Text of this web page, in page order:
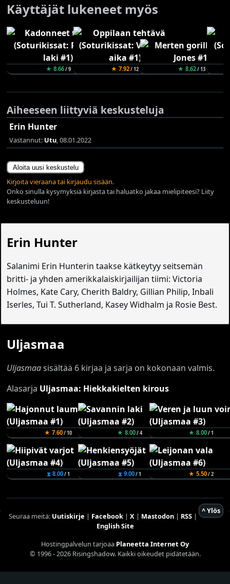
Käyttäjät lukeneet myös
★ 8.66/ 9 ★ 7.92/ 12 ★ 8.62/ 13
Aiheeseen liittyviä keskusteluja
Erin Hunter
Vastannut: Utu, 08.01.2022
Aloita uusi keskustelu
Kirjoita vieraana tai kirjaudu sisään.
Onko sinulla kysymyksiä kirjasta tai haluatko jakaa mielipiteesi? Liity
keskusteluun!
Erin Hunter
Salanimi Erin Hunterin taakse kätkeytyy seitsemän
britti- ja yhden amerikkalaiskirjailijan tiimi: Victoria
Holmes, Kate Cary, Cherith Baldry, Gillian Philip, Inbali
Iserles, Tui T. Sutherland, Kasey Widhalm ja Rosie Best.
Uljasmaa
Uljasmaasisältää 6 kirjaa ja sarja on kokonaan valmis.
Alasarja Uljasmaa: Hiekkakielten kirous
★ 7.60/ 10 ★ 8.00/ 4 ★ 8.00/ 1
⧗ 8.00/ 1 ⧗ 9.00/ 1 ★ 5.50/ 2
^ Ylös
Seuraa meitä: Uutiskirje | Facebook| X| Mastodon| RSS|
English Site
Hostingpalvelun tarjoaa Planeetta Internet Oy
© 1996 - 2026 Risingshadow. Kaikki oikeudet pidätetään.